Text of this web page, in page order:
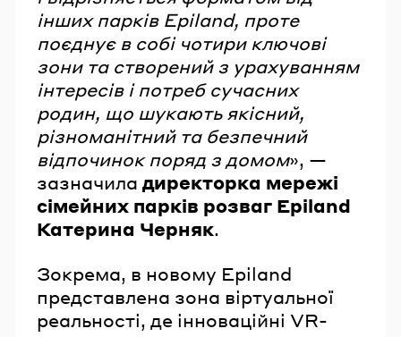
інших парків Epiland, проте
поєднує в собі чотири ключові
зони та створений з урахуванням
інтересів і потреб сучасних
родин, що шукають якісний,
різноманітний та безпечний
відпочинок поряд з домом», —
зазначила директорка мережі
сімейних парків розваг Epiland
Катерина Черняк.
Зокрема, в новому Epiland
представлена зона віртуальної
реальності, де інноваційні VR-